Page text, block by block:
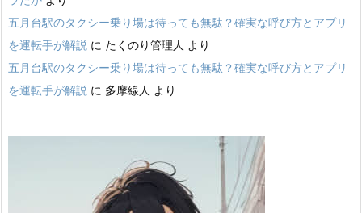
五月台駅のタクシー乗り場は待っても無駄？確実な呼び方とアプリ
を運転手が解説 に たくのり管理人 より
五月台駅のタクシー乗り場は待っても無駄？確実な呼び方とアプリ
を運転手が解説 に 多摩線人 より